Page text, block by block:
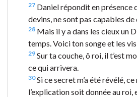
27 Daniel répondit en présence
devins, ne sont pas capables
28 Mais il y a dans les cieux un
temps. Voici ton songe et les
29 Sur ta couche, ô roi, il t’est
ce qui arrivera.
30Si ce secret m’a été révélé,
l’explication soit donnée au roi,